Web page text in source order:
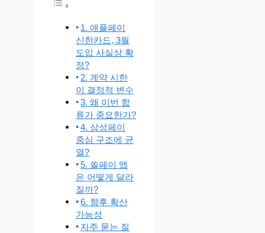
1. 애플페이
신한카드, 3월
도입 사실상 확
정?
2. 계약 시한
이 결정적 변수
3. 왜 이번 합
류가 중요한가?
4. 삼성페이
중심 구조에 균
열?
5. 쏠페이 앱
은 어떻게 달라
질까?
6. 향후 확산
가능성
자주 묻는 질